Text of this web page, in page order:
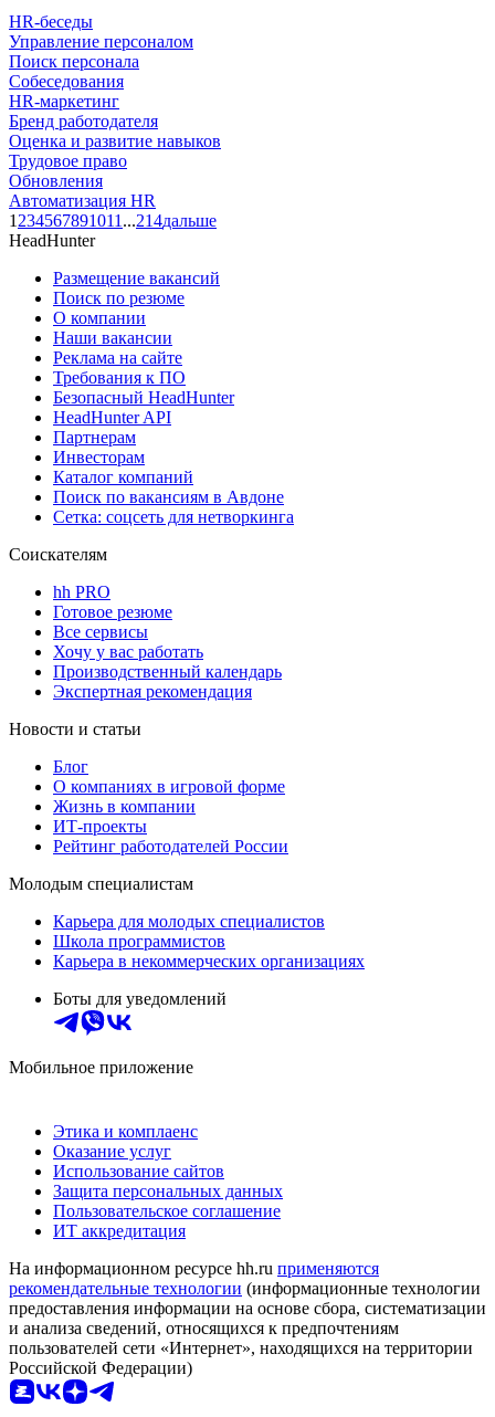
HR-беседы
Управление персоналом
Поиск персонала
Собеседования
HR-маркетинг
Бренд работодателя
Оценка и развитие навыков
Трудовое право
Обновления
Автоматизация HR
1 234567891011 ...214дальше
HeadHunter
Размещение вакансий
Поиск по резюме
О компании
Наши вакансии
Реклама на сайте
Требования к ПО
Безопасный HeadHunter
HeadHunter API
Партнерам
Инвесторам
Каталог компаний
Поиск по вакансиям в Авдоне
Сетка: соцсеть для нетворкинга
Соискателям
hh PRO
Готовое резюме
Все сервисы
Хочу у вас работать
Производственный календарь
Экспертная рекомендация
Новости и статьи
Блог
О компаниях в игровой форме
Жизнь в компании
ИТ-проекты
Рейтинг работодателей России
Молодым специалистам
Карьера для молодых специалистов
Школа программистов
Карьера в некоммерческих организациях
Боты для уведомлений
Мобильное приложение
Этика и комплаенс
Оказание услуг
Использование сайтов
Защита персональных данных
Пользовательское соглашение
ИТ аккредитация
На информационном ресурсе hh.ru применяются
рекомендательные технологии (информационные технологии
предоставления информации на основе сбора, систематизации
и анализа сведений, относящихся к предпочтениям
пользователей сети «Интернет», находящихся на территории
Российской Федерации)